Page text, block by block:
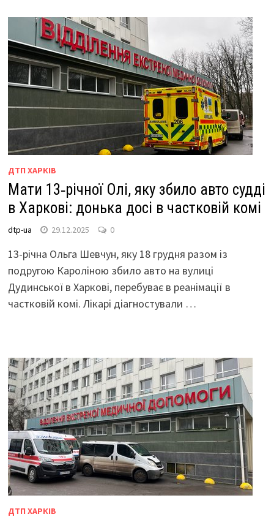
ДТП ХАРКІВ
Мати 13‑річної Олі, яку збило авто судді
в Харкові: донька досі в частковій комі
dtp-ua 29.12.2025 0
13-річна Ольга Шевчун, яку 18 грудня разом із
подругою Кароліною збило авто на вулиці
Дудинської в Харкові, перебуває в реанімації в
частковій комі. Лікарі діагностували …
ДТП ХАРКІВ